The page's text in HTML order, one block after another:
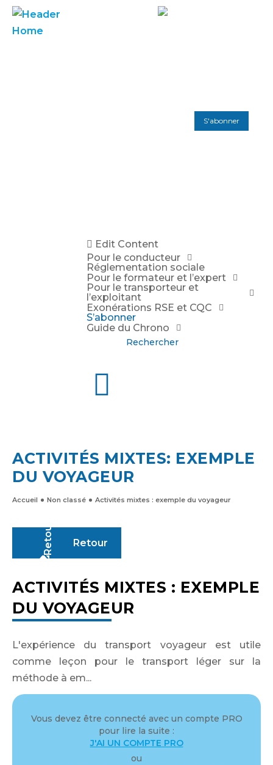
S'abonner
Edit Content
Pour le conducteur
Réglementation sociale
Pour le formateur et l’expert
Pour le transporteur et
l’exploitant
Exonérations RSE et CQC
S’abonner
Guide du Chrono
Rechercher
ACTIVITÉS MIXTES: EXEMPLE
DU VOYAGEUR
Accueil Non classé Activités mixtes : exemple du voyageur
Retour
ACTIVITÉS MIXTES : EXEMPLE
DU VOYAGEUR
L'expérience du transport voyageur est utile
comme leçon pour le transport léger sur la
méthode à em...
Vous devez être connecté avec un compte PRO
pour lire la suite :
J'AI UN COMPTE PRO
ou
Identifiant ou adresse de courriel
Mot de passe
Se souvenir de moi